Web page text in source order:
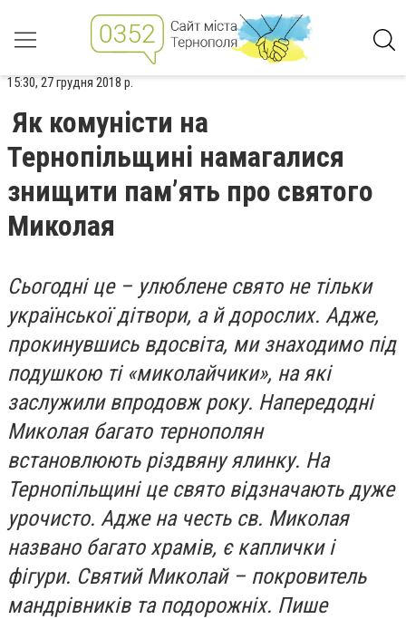
15:30, 27 грудня 2018 р.
Як комуністи на
Тернопільщині намагалися
знищити пам’ять про святого
Миколая
Сьогодні це – улюблене свято не тільки
української дітвори, а й дорослих. Адже,
прокинувшись вдосвіта, ми знаходимо під
подушкою ті «миколайчики», на які
заслужили впродовж року. Напередодні
Миколая багато тернополян
встановлюють різдвяну ялинку. На
Тернопільщині це свято відзначають дуже
урочисто. Адже на честь св. Миколая
названо багато храмів, є каплички і
фігури. Святий Миколай – покровитель
мандрівників та подорожніх. Пише